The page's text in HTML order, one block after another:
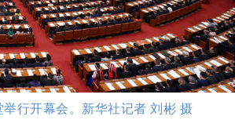
行开幕会。新华社记者 刘彬 摄